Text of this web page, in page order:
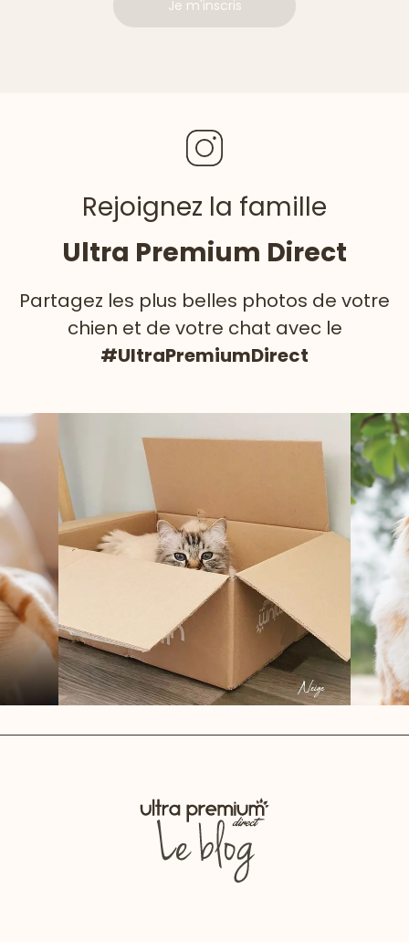
Je m'inscris
Rejoignez la famille
Ultra Premium Direct
Partagez les plus belles photos de votre
chien et de votre chat avec le
#UltraPremiumDirect